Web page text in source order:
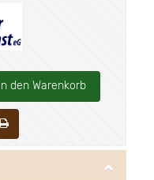
In den Warenkorb